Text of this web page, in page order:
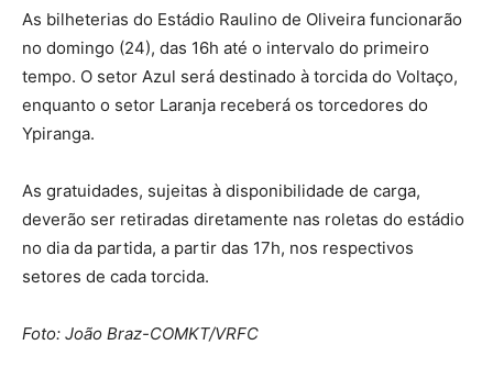
As bilheterias do Estádio Raulino de Oliveira funcionarão
no domingo (24), das 16h até o intervalo do primeiro
tempo. O setor Azul será destinado à torcida do Voltaço,
enquanto o setor Laranja receberá os torcedores do
Ypiranga.
As gratuidades, sujeitas à disponibilidade de carga,
deverão ser retiradas diretamente nas roletas do estádio
no dia da partida, a partir das 17h, nos respectivos
setores de cada torcida.
Foto: João Braz-COMKT/VRFC